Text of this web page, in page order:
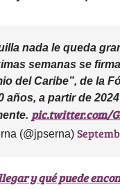
nada le queda
semanas se
del Caribe”, de la
años, a partir de
pic.twitter.com/
(@jpserna)
y qué puede